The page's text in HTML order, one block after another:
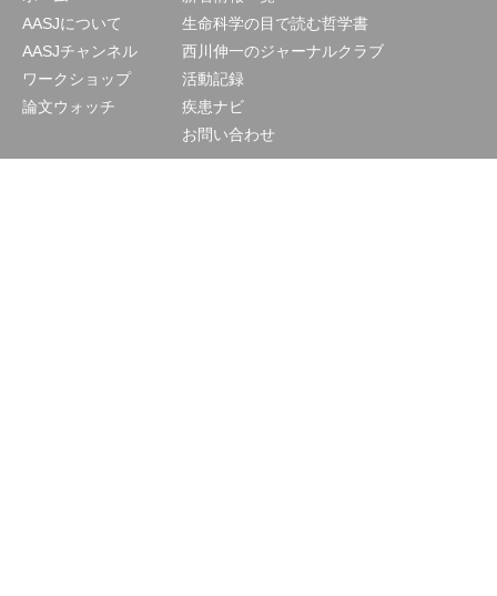
AASJについて
AASJチャンネル
ワークショップ
論文ウォッチ
生命科学の目で読む哲学書
西川伸一のジャーナルクラブ
活動記録
疾患ナビ
お問い合わせ